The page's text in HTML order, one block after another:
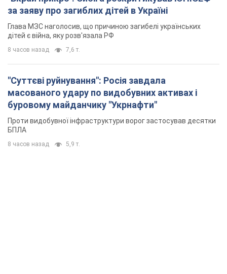
за заяву про загиблих дітей в Україні
Глава МЗС наголосив, що причиною загибелі українських
дітей є війна, яку розв'язала РФ
8 часов назад 7,6 т.
"Суттєві руйнування": Росія завдала
масованого удару по видобувних активах і
буровому майданчику "Укрнафти"
Проти видобувної інфраструктури ворог застосував десятки
БПЛА
8 часов назад 5,9 т.